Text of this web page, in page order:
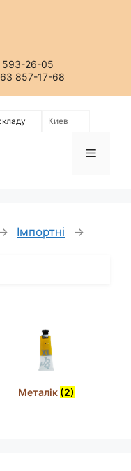
593-26-05
857-17-68
Меню
Імпортні
→
Металік (2)